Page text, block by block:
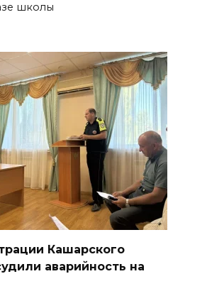
школы
Кашарского
аварийность на